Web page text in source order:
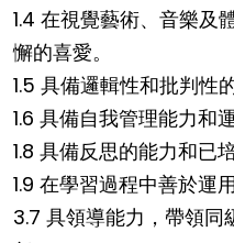
1.4 在視覺藝術、音樂及
懈的喜愛。
1.5 具備邏輯性和批判性
1.6 具備自我管理能力和
1.8 具備反思的能力和已
1.9 在學習過程中善於運
3.7 具領導能力，帶領